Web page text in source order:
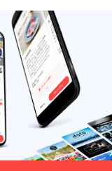
著作権
は作者
のもの
になり
ます。
※ デー
タお渡
し後、
ご自身
でデザ
インに
手を加
えるな
どはで
内でき
ません
のでご
了承く
ださい
※ 単独
でのチ
ラシや
DMの制
作費は
お客様
ご自身
でお願
いしま
豆、原
産地：
ブラジ
ル、生
産者：
ETSUK
O
MURA
O ロー
スター
ひとし
ずく ■
みその
フィナ
サイ
ズ：縦
21.0cm
横
29.7cm
・素
材：和
紙に水
干絵の
具 ■ポ
スト
カード
セット
詳細 ・